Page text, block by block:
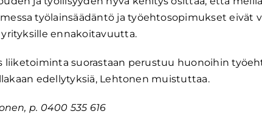
työlainsäädäntö ja työehtosopimukset eivät
ennakoitavuutta.
liiketoiminta suorastaan perustuu huonoihin
edellytyksiä, Lehtonen muistuttaa.
p. 0400 535 616